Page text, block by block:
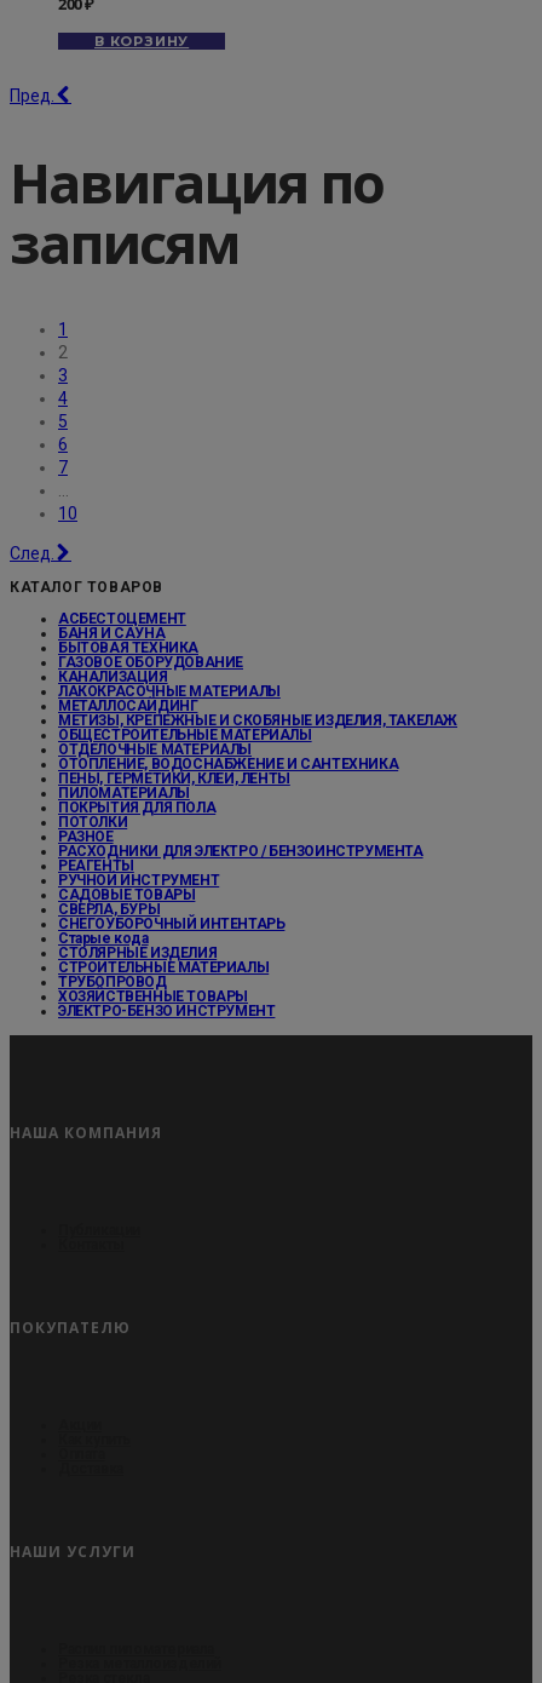
В КОРЗИНУ
Пред.
Навигация по
записям
1
2
3
4
5
6
7
…
10
След.
КАТАЛОГ ТОВАРОВ
АСБЕСТОЦЕМЕНТ
БАНЯ И САУНА
БЫТОВАЯ ТЕХНИКА
ГАЗОВОЕ ОБОРУДОВАНИЕ
КАНАЛИЗАЦИЯ
ЛАКОКРАСОЧНЫЕ МАТЕРИАЛЫ
МЕТАЛЛОСАЙДИНГ
МЕТИЗЫ, КРЕПЕЖНЫЕ И СКОБЯНЫЕ ИЗДЕЛИЯ, ТАКЕЛАЖ
ОБЩЕСТРОИТЕЛЬНЫЕ МАТЕРИАЛЫ
ОТДЕЛОЧНЫЕ МАТЕРИАЛЫ
ОТОПЛЕНИЕ, ВОДОСНАБЖЕНИЕ И САНТЕХНИКА
ПЕНЫ, ГЕРМЕТИКИ, КЛЕИ, ЛЕНТЫ
ПИЛОМАТЕРИАЛЫ
ПОКРЫТИЯ ДЛЯ ПОЛА
ПОТОЛКИ
РАЗНОЕ
РАСХОДНИКИ ДЛЯ ЭЛЕКТРО / БЕНЗОИНСТРУМЕНТА
РЕАГЕНТЫ
РУЧНОЙ ИНСТРУМЕНТ
САДОВЫЕ ТОВАРЫ
СВЕРЛА, БУРЫ
СНЕГОУБОРОЧНЫЙ ИНТЕНТАРЬ
Старые кода
СТОЛЯРНЫЕ ИЗДЕЛИЯ
СТРОИТЕЛЬНЫЕ МАТЕРИАЛЫ
ТРУБОПРОВОД
ХОЗЯЙСТВЕННЫЕ ТОВАРЫ
ЭЛЕКТРО-БЕНЗО ИНСТРУМЕНТ
НАША КОМПАНИЯ
ПОКУПАТЕЛЮ
НАШИ УСЛУГИ